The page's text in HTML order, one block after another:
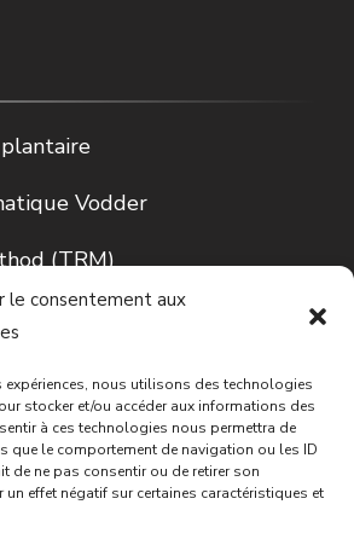
le consentement aux
expériences, nous utilisons des technologies
stocker et/ou accéder aux informations des
à ces technologies nous permettra de
que le comportement de navigation ou les ID
de ne pas consentir ou de retirer son
un effet négatif sur certaines caractéristiques et
Vodder
(TRM)